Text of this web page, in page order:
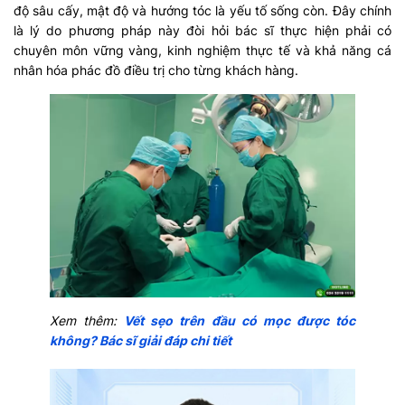
độ sâu cấy, mật độ và hướng tóc là yếu tố sống còn. Đây chính
là lý do phương pháp này đòi hỏi bác sĩ thực hiện phải có
chuyên môn vững vàng, kinh nghiệm thực tế và khả năng cá
nhân hóa phác đồ điều trị cho từng khách hàng.
Xem thêm: Vết sẹo trên đầu có mọc được tóc
không? Bác sĩ giải đáp chi tiết